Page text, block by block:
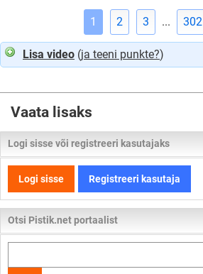
jõuda
1 2 3 ... 302
Lisa video (ja teeni punkte?)
Vaata lisaks
Logi sisse või registreeri kasutajaks
Logi sisse Registreeri kasutaja
Otsi Pistik.net portaalist
kogu